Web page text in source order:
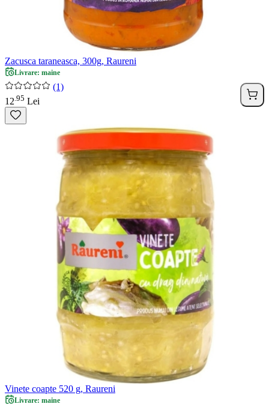
Zacusca taraneasca, 300g, Raureni
Livrare: maine
(1)
12 95 Lei
Vinete coapte 520 g, Raureni
Livrare: maine